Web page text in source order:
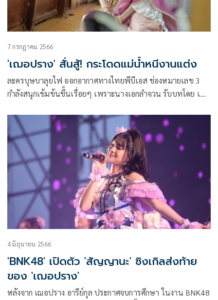
7 กรกฎาคม 2566
'เฌอปราง' สั่นสู้! กระโดดแม่น้ำหนีงานแต่ง
ละครบุษบาลุยไฟ ออกอากาศทางไทยพีบีเอส ช่องหมายเลข 3
กำลังสนุกเข้มข้นขึ้นเรื่อยๆ เพราะนางเอกลำจวน รับบทโดย เฌอ
และดันไปถูกตาต้องใจท่านเจ้าคุณอินทรา ที่รับบทโดย ณัฏฐ์
เทพหัสดิน ณ อยุธยา จนอยากได้มาเป็นเมียอีกคน ซึ่งทางบ้านลำ
จวนก็เห็นดีเห็นงามยกลูกสาวให้ แต่ลำจวนไม่ได้อยากแต่งงาน
ด้วยจึงวางแผนคิดหนี!
4 มิถุนายน 2566
'BNK48' เปิดตัว 'สัญญานะ' ซิงเกิลส่งท้าย
ของ 'เฌอปราง'
หลังจาก เฌอปราง อารีย์กุล ประกาศจบการศึกษา ในงาน BNK48